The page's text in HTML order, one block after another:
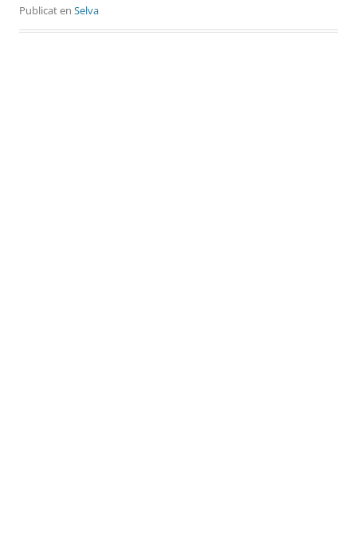
Publicat en Selva